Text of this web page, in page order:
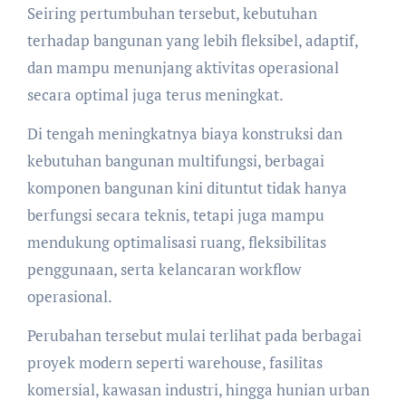
Seiring pertumbuhan tersebut, kebutuhan
terhadap bangunan yang lebih fleksibel, adaptif,
dan mampu menunjang aktivitas operasional
secara optimal juga terus meningkat.
Di tengah meningkatnya biaya konstruksi dan
kebutuhan bangunan multifungsi, berbagai
komponen bangunan kini dituntut tidak hanya
berfungsi secara teknis, tetapi juga mampu
mendukung optimalisasi ruang, fleksibilitas
penggunaan, serta kelancaran workflow
operasional.
Perubahan tersebut mulai terlihat pada berbagai
proyek modern seperti warehouse, fasilitas
komersial, kawasan industri, hingga hunian urban